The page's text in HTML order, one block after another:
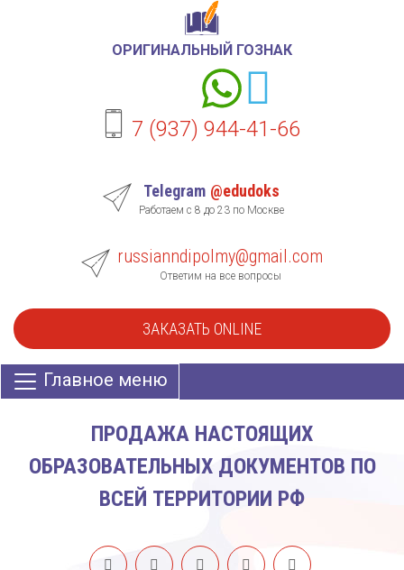
ОРИГИНАЛЬНЫЙ ГОЗНАК
7 (937) 944-41-66
Telegram @edudoks
Работаем с 8 до 23 по Москве
russianndipolmy@gmail.com
Ответим на все вопросы
ЗАКАЗАТЬ ONLINE
Главное меню
ПРОДАЖА НАСТОЯЩИХ
ОБРАЗОВАТЕЛЬНЫХ ДОКУМЕНТОВ ПО
ВСЕЙ ТЕРРИТОРИИ РФ